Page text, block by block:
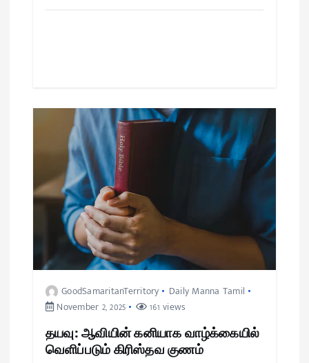
GoodSamaritanTerritory
Daily Manna Tamil
November 2, 2025
161 views
தயவு: ஆவியின் கனியாக வாழ்க்கையில்
வெளிப்படும் கிரிஸ்தவ குணம்